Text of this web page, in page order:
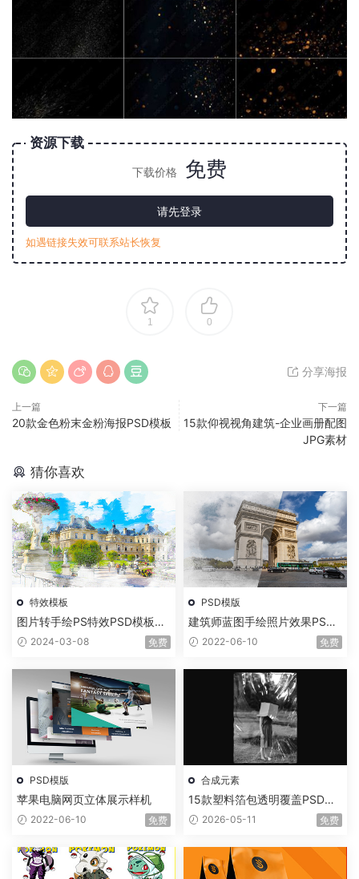
资源下载
下载价格 免费
请先登录
如遇链接失效可联系站长恢复
1 0
分享海报
上一篇
20款金色粉末金粉海报PSD模板
下一篇
15款仰视视角建筑-企业画册配图
JPG素材
猜你喜欢
特效模板
图片转手绘PS特效PSD模板一
键生成
2024-03-08 免费
PSD模版
建筑师蓝图手绘照片效果PSD
模板2022-06-10 免费
PSD模版
苹果电脑网页立体展示样机
2022-06-10 免费
合成元素
15款塑料箔包透明覆盖PSD模
板素材
2026-05-11 免费